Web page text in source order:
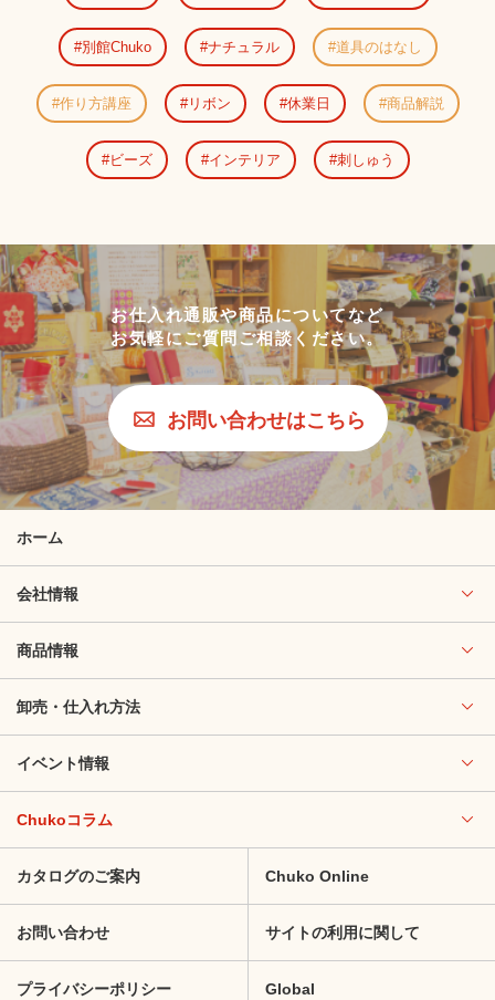
別館Chuko ナチュラル 道具のはなし
作り方講座 リボン 休業日 商品解説
ビーズ インテリア 刺しゅう
お仕入れ通販や商品についてなど
お気軽にご質問ご相談ください。
お問い合わせはこちら
ホーム
会社情報
商品情報
卸売・仕入れ方法
イベント情報
Chukoコラム
カタログのご案内 Chuko Online
お問い合わせ サイトの利用に関して
プライバシーポリシー Global